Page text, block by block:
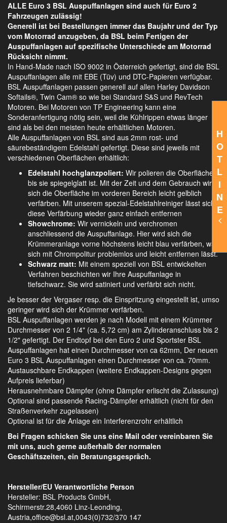
H
O
T
L
I
N
E
ALLE Euro 3 BSL Auspuffanlagen sind auch für Euro 2
Fahrzeugen zulässig!
Generell ist bei Bestellungen immer das Baujahr und der Typ
vom Motorrad anzugeben, da BSL beim Fertigen der
Auspuffanlagen auf spezifische Unterschiede am Motorrad
Rücksicht nimmt.
In Hand-Made nach ISO 9002 in Österreich gefertigt, sind die BSL
Auspuffanlagen alle mit EBE (Tüv) und DTC-Papieren verfügbar.
BSL Auspuffanlagen passen generell auf allen Harley Davidson
Softails®, Twin Cam® so wie bei Standard S&S und RevTech
Motoren. Bei Motoren von TP Engineering kann eine
Sonderanfertigung nötig sein, weil die Kühlrippen etwas länger
sind als bei den meisten heute erhältlichen Motoren.
Alle Auspuffanlagen von BSL sind aus 2mm rost- und
säurebeständigem Edelstahl gefertigt. Diese sind jeweils mit
verschiedenen Oberflächen erhältlich:
Edelstahl hochglanzpoliert: Wir polieren die Oberfläche,
bis sie spiegelglatt ist. Mit der Zeit und dem Gebrauch wird
sich die Oberfläche im vorderen Bereich leicht gelblich
verfärben. Mit unserem spezial-Edelstahlreiniger lässt sich
diese Verfärbung wieder ganz einfach entfernen
Showchrome: Wir vernickeln und verchromen
anschliessend die Auspuffanlage. Hier wird sich die
Krümmeranlage vorne höchstens leicht blau verfärben, was
sich mit Chrompolitur problemlos und leicht entfernen lässt.
Schwarz matt: Mit einem speziell von BSL entwickelten
Verfahren beschichten wir Ihre Auspuffanlage in
tiefschwarz. Sie wird satiniert und verfärbt sich nicht.
Je besser der Vergaser resp. die Einspritzung eingestellt ist, umso
geringer wird sich der Krümmer verfärben.
BSL Auspuffanlagen werden je nach Modell mit einem Krümmer
Durchmesser von 2 1/4" (ca. 5,72 cm) am Zylinderanschluss bis 2
1/2" gefertigt. Der Endtopf bei den Euro 2 und Sportster BSL
Auspuffanlagen hat einen Durchmesser von ca 62mm, Der neuen
Euro 3 BSL Auspuffanlagen einen Durchmesser von ca. 70mm.
Austauschbare Endkappen (weitere Endkappen-Designs gegen
Aufpreis lieferbar)
Herausnehmbare Dämpfer (ohne Dämpfer erlischt die Zulassung)
Optional sind passende Racing-Dämpfer erhältlich (nicht für den
Straßenverkehr zugelassen)
Optional ist für die Anlage ein Interferenzrohr erhältlich
Bei Fragen schicken Sie uns eine Mail oder vereinbaren Sie
mit uns, auch gerne außerhalb der normalen
Geschäftszeiten, ein Beratungsgespräch.
Hersteller/EU Verantwortliche Person
Hersteller: BSL Products GmbH,
Schirmerstr.28,4060 Linz-Leonding,
Austria,office@bsl.at,0043(0)732/370 147